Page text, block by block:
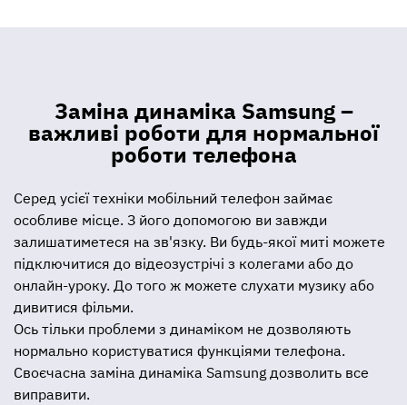
Заміна динаміка Samsung –
важливі роботи для нормальної
роботи телефона
Серед усієї техніки мобільний телефон займає
особливе місце. З його допомогою ви завжди
залишатиметеся на зв'язку. Ви будь-якої миті можете
підключитися до відеозустрічі з колегами або до
онлайн-уроку. До того ж можете слухати музику або
дивитися фільми.
Ось тільки проблеми з динаміком не дозволяють
нормально користуватися функціями телефона.
Своєчасна заміна динаміка Samsung дозволить все
виправити.